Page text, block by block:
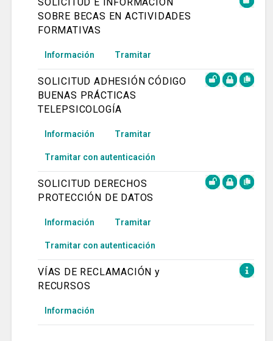
SOBRE BECAS EN ACTIVIDADES
FORMATIVAS
Información Tramitar
SOLICITUD ADHESIÓN CÓDIGO
BUENAS PRÁCTICAS
TELEPSICOLOGÍA
Información Tramitar
Tramitar con autenticación
SOLICITUD DERECHOS
PROTECCIÓN DE DATOS
Información Tramitar
Tramitar con autenticación
VÍAS DE RECLAMACIÓN y
RECURSOS
Información